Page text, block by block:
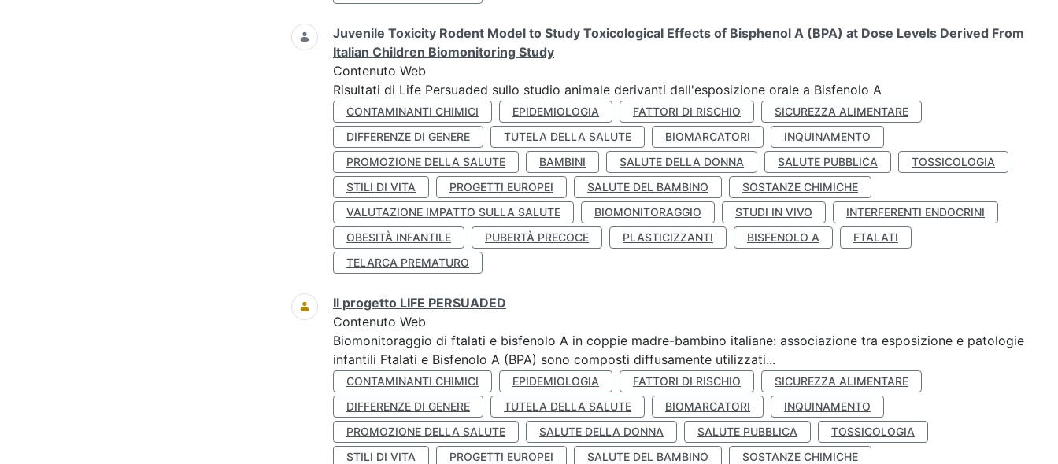
Juvenile Toxicity Rodent Model to Study Toxicological Effects of Bisphenol A (BPA) at Dose Levels Derived From
Italian Children Biomonitoring Study
Contenuto Web
Risultati di Life Persuaded sullo studio animale derivanti dall'esposizione orale a Bisfenolo A
CONTAMINANTI CHIMICI EPIDEMIOLOGIA FATTORI DI RISCHIO
SICUREZZA ALIMENTARE
DIFFERENZE DI GENERE
TUTELA DELLA SALUTE BIOMARCATORI
INQUINAMENTO
PROMOZIONE DELLA SALUTE
BAMBINI SALUTE DELLA DONNA SALUTE PUBBLICA
TOSSICOLOGIA
STILI DI VITA
PROGETTI EUROPEI SALUTE DEL BAMBINO
SOSTANZE CHIMICHE
VALUTAZIONE IMPATTO SULLA SALUTE
BIOMONITORAGGIO STUDI IN VIVO
INTERFERENTI ENDOCRINI
OBESITÀ INFANTILE
PUBERTÀ PRECOCE PLASTICIZZANTI BISFENOLO A
FTALATI
TELARCA PREMATURO
Il progetto LIFE PERSUADED
Contenuto Web
Biomonitoraggio di ftalati e bisfenolo A in coppie madre-bambino italiane: associazione tra esposizione e patologie
infantili Ftalati e Bisfenolo A (BPA) sono composti diffusamente utilizzati...
CONTAMINANTI CHIMICI EPIDEMIOLOGIA FATTORI DI RISCHIO
SICUREZZA ALIMENTARE
DIFFERENZE DI GENERE
TUTELA DELLA SALUTE BIOMARCATORI
INQUINAMENTO
PROMOZIONE DELLA SALUTE
SALUTE DELLA DONNA SALUTE PUBBLICA
TOSSICOLOGIA
STILI DI VITA
PROGETTI EUROPEI SALUTE DEL BAMBINO SOSTANZE CHIMICHE